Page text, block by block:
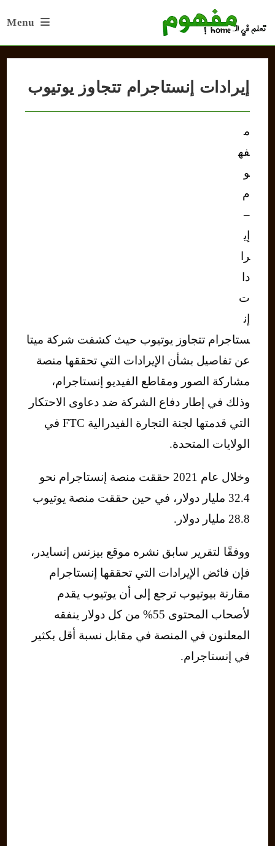
Menu
إيرادات إنستاجرام تتجاوز يوتيوب
م
فه
و
م
–
إي
را
دا
ت
إن
ستاجرام تتجاوز يوتيوب حيث كشفت شركة ميتا
عن تفاصيل بشأن الإيرادات التي تحققها منصة
مشاركة الصور ومقاطع الفيديو إنستاجرام،
وذلك في إطار دفاع الشركة ضد دعاوى الاحتكار
التي قدمتها لجنة التجارة الفيدرالية FTC في
الولايات المتحدة.
وخلال عام 2021 حققت منصة إنستاجرام نحو
32.4 مليار دولار، في حين حققت منصة يوتيوب
28.8 مليار دولار.
ووفقًا لتقرير سابق نشره موقع بيزنس إنسايدر،
فإن فائض الإيرادات التي تحققها إنستاجرام
مقارنة بيوتيوب ترجع إلى أن يوتيوب يقدم
لأصحاب المحتوى 55% من كل دولار ينفقه
المعلنون في المنصة في مقابل نسبة أقل بكثير
في إنستاجرام.